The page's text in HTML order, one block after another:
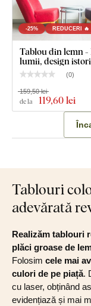
-25% REDUCERI 🔥
Tablou din lemn
lumii, design
(0)
de la 119,60 lei
159,50 lei
Tablouri
adevărată
Realizăm tablouri
plăci groase de
Folosim cele mai
culori de pe piață.
cu laser, obținând
evidențiază și mai